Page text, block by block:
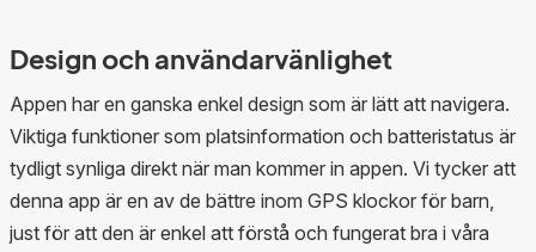
Design och användarvänlighet
Appen har en ganska enkel design som är lätt att navigera.
Viktiga funktioner som platsinformation och batteristatus är
tydligt synliga direkt när man kommer in appen. Vi tycker att
denna app är en av de bättre inom GPS klockor för barn,
just för att den är enkel att förstå och fungerat bra i våra